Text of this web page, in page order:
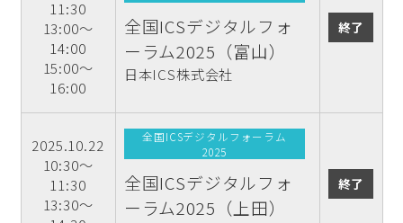
11:30
13:00～
14:00
15:00～
16:00
全国ICSデジタルフォ
ーラム2025（富山）
日本ICS株式会社
終了
2025.10.22
10:30～
11:30
13:30～
全国ICSデジタルフォーラム
2025
全国ICSデジタルフォ
ーラム2025（上田）
終了